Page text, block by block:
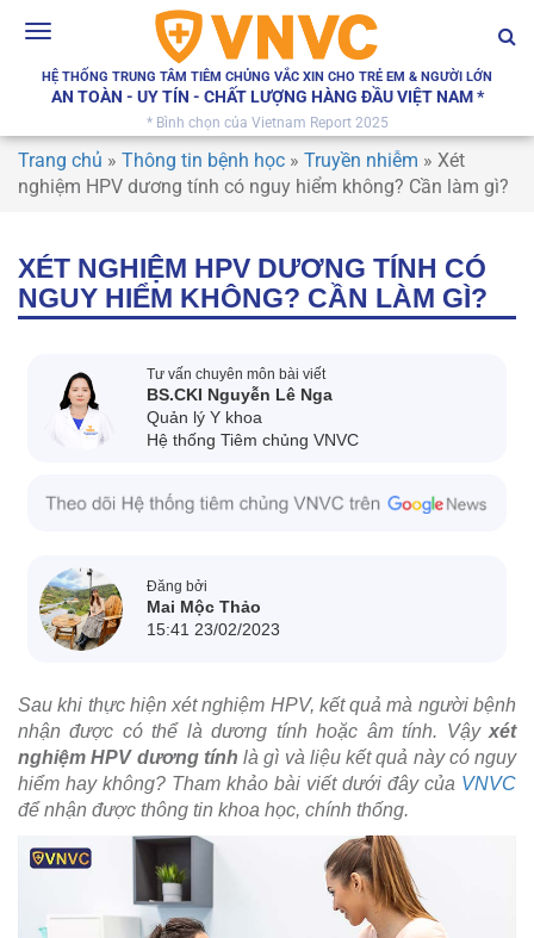
Toggle
HỆ THỐNG TRUNG TÂM TIÊM CHỦNG VẮC XIN CHO TRẺ EM & NGƯỜI LỚN
AN TOÀN - UY TÍN - CHẤT LƯỢNG HÀNG ĐẦU VIỆT NAM *
* Bình chọn của Vietnam Report 2025
Trang chủ » Thông tin bệnh học » Truyền nhiễm » Xét
nghiệm HPV dương tính có nguy hiểm không? Cần làm gì?
XÉT NGHIỆM HPV DƯƠNG TÍNH CÓ
NGUY HIỂM KHÔNG? CẦN LÀM GÌ?
Tư vấn chuyên môn bài viết
BS.CKI Nguyễn Lê Nga
Quản lý Y khoa
Hệ thống Tiêm chủng VNVC
Đăng bởi
Mai Mộc Thảo
15:41 23/02/2023
Sau khi thực hiện xét nghiệm HPV, kết quả mà người bệnh
nhận được có thể là dương tính hoặc âm tính. Vậy xét
nghiệm HPV dương tính là gì và liệu kết quả này có nguy
hiểm hay không? Tham khảo bài viết dưới đây của VNVC
để nhận được thông tin khoa học, chính thống.